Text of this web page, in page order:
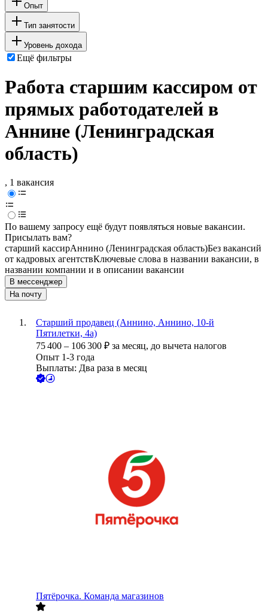
Опыт
Тип занятости
Уровень дохода
Ещё фильтры
Работа старшим кассиром от
прямых работодателей в
Аннине (Ленинградская
область)
, 1 вакансия
По вашему запросу ещё будут появляться новые вакансии.
Присылать вам?
старший кассирАннино (Ленинградская область)Без вакансий
от кадровых агентствКлючевые слова в названии вакансии, в
названии компании и в описании вакансии
В мессенджер
На почту
Старший продавец (Аннино, Аннино, 10-й
Пятилетки, 4а)
75 400 – 106 300 ₽ за месяц, до вычета налогов
Опыт 1-3 года
Выплаты: Два раза в месяц
Пятёрочка. Команда магазинов